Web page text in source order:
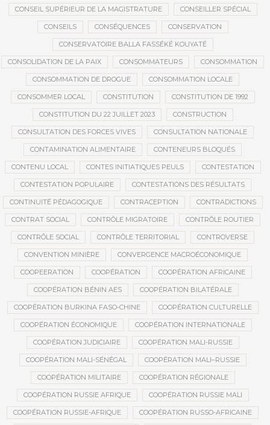
CONSEIL SUPÉRIEUR DE LA MAGISTRATURE CONSEILLER SPÉCIAL
CONSEILS CONSÉQUENCES CONSERVATION
CONSERVATOIRE BALLA FASSÉKÉ KOUYATÉ
CONSOLIDATION DE LA PAIX CONSOMMATEURS CONSOMMATION
CONSOMMATION DE DROGUE CONSOMMATION LOCALE
CONSOMMER LOCAL CONSTITUTION CONSTITUTION DE 1992
CONSTITUTION DU 22 JUILLET 2023 CONSTRUCTION
CONSULTATION DES FORCES VIVES CONSULTATION NATIONALE
CONTAMINATION ALIMENTAIRE CONTENEURS BLOQUÉS
CONTENU LOCAL CONTES INITIATIQUES PEULS CONTESTATION
CONTESTATION POPULAIRE CONTESTATIONS DES RÉSULTATS
CONTINUITÉ PÉDAGOGIQUE CONTRACEPTION CONTRADICTIONS
CONTRAT SOCIAL CONTRÔLE MIGRATOIRE CONTRÔLE ROUTIER
CONTRÔLE SOCIAL CONTRÔLE TERRITORIAL CONTROVERSE
CONVENTION MINIÈRE CONVERGENCE MACROÉCONOMIQUE
COOPEERATION COOPÉRATION COOPÉRATION AFRICAINE
COOPÉRATION BÉNIN AES COOPÉRATION BILATÉRALE
COOPÉRATION BURKINA FASO-CHINE COOPÉRATION CULTURELLE
COOPÉRATION ÉCONOMIQUE COOPÉRATION INTERNATIONALE
COOPÉRATION JUDICIAIRE COOPÉRATION MALI-RUSSIE
COOPÉRATION MALI-SÉNÉGAL COOPÉRATION MALI–RUSSIE
COOPÉRATION MILITAIRE COOPÉRATION RÉGIONALE
COOPÉRATION RUSSIE AFRIQUE COOPÉRATION RUSSIE MALI
COOPÉRATION RUSSIE-AFRIQUE COOPÉRATION RUSSO-AFRICAINE